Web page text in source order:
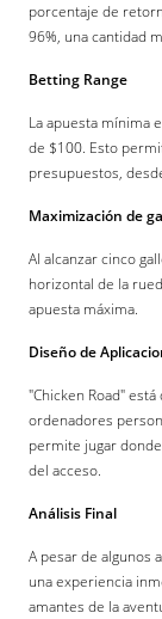
porcentaje de
96%, una cantidad
Betting Range
La apuesta mínima
de $100. Esto
presupuestos,
Maximización de
Al alcanzar cinco
horizontal de la
apuesta máxima.
Diseño de
"Chicken Road"
ordenadores
permite jugar
del acceso.
Análisis Final
A pesar de algunos
una experiencia
amantes de la